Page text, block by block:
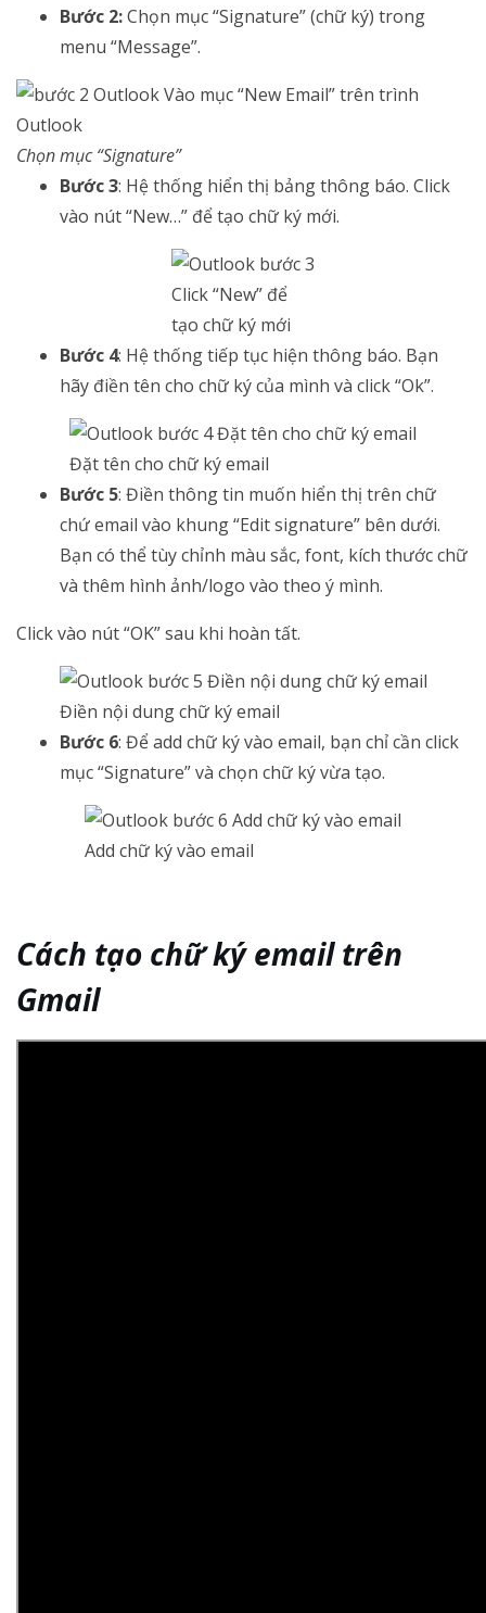
Bước 2:Chọn mục “Signature” (chữ ký) trong
menu “Message”.
Chọn mục “Signature”
Bước 3: Hệ thống hiển thị bảng thông báo. Click
vào nút “New…” để tạo chữ ký mới.
Click “New” để
tạo chữ ký mới
Bước 4: Hệ thống tiếp tục hiện thông báo. Bạn
hãy điền tên cho chữ ký của mình và click “Ok”.
Đặt tên cho chữ ký email
Bước 5: Điền thông tin muốn hiển thị trên chữ
chứ email vào khung “Edit signature” bên dưới.
Bạn có thể tùy chỉnh màu sắc, font, kích thước chữ
và thêm hình ảnh/logo vào theo ý mình.
Click vào nút “OK” sau khi hoàn tất.
Điền nội dung chữ ký email
Bước 6: Để add chữ ký vào email, bạn chỉ cần click
mục “Signature” và chọn chữ ký vừa tạo.
Add chữ ký vào email
Cách tạo chữ ký email trên
Gmail